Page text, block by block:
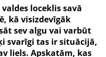
loceklis savā
kā visizdevīgāk
sev algu vai varbūt
svarīgi tas ir situācijā,
liels. Apskatām, kas